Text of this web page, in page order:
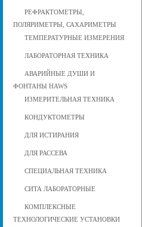
РЕФРАКТОМЕТРЫ,
ПОЛЯРИМЕТРЫ, САХАРИМЕТРЫ
ТЕМПЕРАТУРНЫЕ ИЗМЕРЕНИЯ
ЛАБОРАТОРНАЯ ТЕХНИКА
АВАРИЙНЫЕ ДУШИ И
ФОНТАНЫ HAWS
ИЗМЕРИТЕЛЬНАЯ ТЕХНИКА
КОНДУКТОМЕТРЫ
ДЛЯ ИСТИРАНИЯ
ДЛЯ РАССЕВА
СПЕЦИАЛЬНАЯ ТЕХНИКА
СИТА ЛАБОРАТОРНЫЕ
КОМПЛЕКСНЫЕ
ТЕХНОЛОГИЧЕСКИЕ УСТАНОВКИ